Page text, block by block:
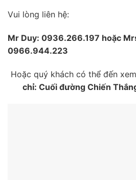
Vui lòng liên hệ:
Mr Duy: 0936.266.197 hoặc
0966.944.223
Hoặc quý khách có thể đến
chỉ: Cuối đường Chiến